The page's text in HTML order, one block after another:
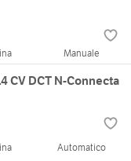
Manuale
CV DCT N-Connecta
Automatico